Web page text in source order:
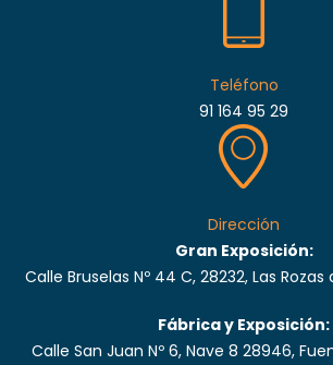
Teléfono
91 164 95 29
Dirección
Gran Exposición:
Calle Bruselas Nº 44 C, 28232, Las
Fábrica y Exposición:
Calle San Juan Nº 6, Nave 8 28946,